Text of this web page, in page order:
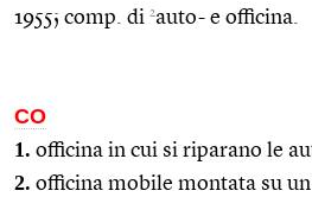
1955; comp. di 2auto- e officina.
CO
1. officina in cui si riparano le
2. officina mobile montata su